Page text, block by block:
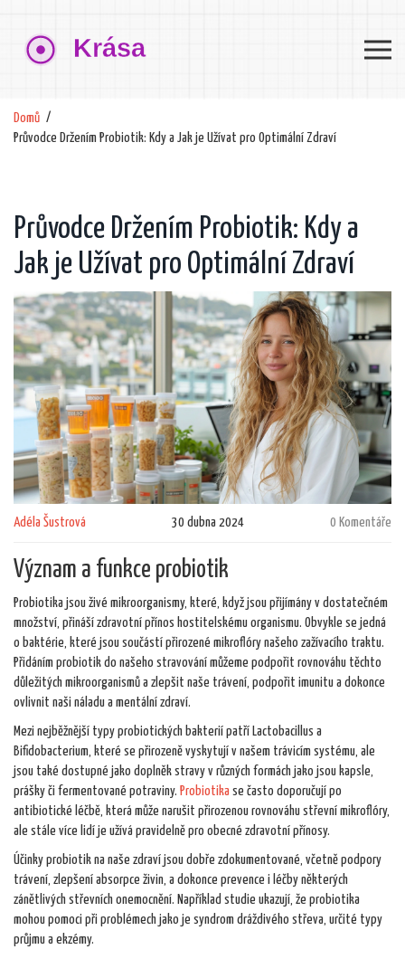
Domů
Průvodce Držením Probiotik: Kdy a Jak je Užívat pro Optimální Zdraví
Průvodce Držením Probiotik: Kdy a
Jak je Užívat pro Optimální Zdraví
Adéla Šustrová 30 dubna 2024 0 Komentáře
Význam a funkce probiotik
Probiotika jsou živé mikroorganismy, které, když jsou přijímány v dostatečném
množství, přináší zdravotní přínos hostitelskému organismu. Obvykle se jedná
o baktérie, které jsou součástí přirozené mikroflóry našeho zažívacího traktu.
Přidáním probiotik do našeho stravování můžeme podpořit rovnováhu těchto
důležitých mikroorganismů a zlepšit naše trávení, podpořit imunitu a dokonce
ovlivnit naši náladu a mentální zdraví.
Mezi nejběžnější typy probiotických bakterií patří Lactobacillus a
Bifidobacterium, které se přirozeně vyskytují v našem trávicím systému, ale
jsou také dostupné jako doplněk stravy v různých formách jako jsou kapsle,
prášky či fermentované potraviny. Probiotika se často doporučují po
antibiotické léčbě, která může narušit přirozenou rovnováhu střevní mikroflóry,
ale stále více lidí je užívá pravidelně pro obecné zdravotní přínosy.
Účinky probiotik na naše zdraví jsou dobře zdokumentované, včetně podpory
trávení, zlepšení absorpce živin, a dokonce prevence i léčby některých
zánětlivých střevních onemocnění. Například studie ukazují, že probiotika
mohou pomoci při problémech jako je syndrom dráždivého střeva, určité typy
průjmu a ekzémy.